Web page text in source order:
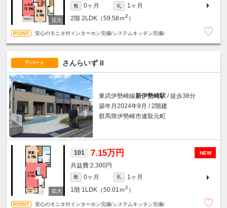
敷 0ヶ月 礼
1ヶ月
2階 2LDK（59.58ｍ2 ）
安心のモニタ付インターホン完備/システムキッチン完備/
アパート さんらいず II
東武伊勢崎線新伊勢崎駅 / 徒歩38分
築年月2024年9月 / 2階建
群馬県伊勢崎市連取元町
NEW
101 7.15万円
2,300円
敷 0ヶ月 礼
1ヶ月
1階 1LDK（50.01ｍ2 ）
安心のモニタ付インターホン完備/システムキッチン完備/